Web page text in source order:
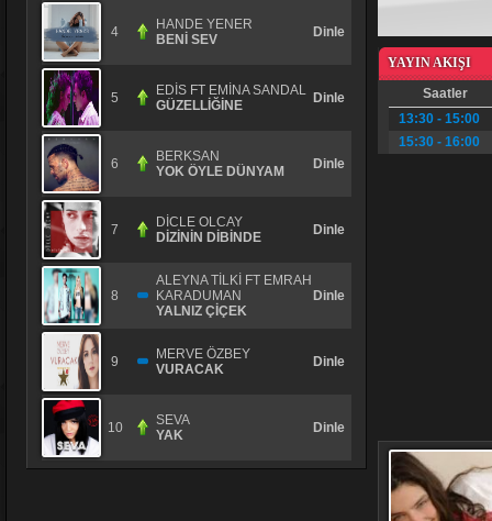
4
HANDE YENER
BENİ SEV
Dinle
5
EDİS FT EMİNA SANDAL
GÜZELLİĞİNE
Dinle
6
BERKSAN
YOK ÖYLE DÜNYAM
Dinle
7
DİCLE OLCAY
DİZİNİN DİBİNDE
Dinle
8
ALEYNA TİLKİ FT EMRAH
KARADUMAN
YALNlZ ÇİÇEK
Dinle
9
MERVE ÖZBEY
VURACAK
Dinle
10
SEVA
YAK
Dinle
YAYIN AKIŞI
Saatler
13:30 - 15:00
15:30 - 16:00